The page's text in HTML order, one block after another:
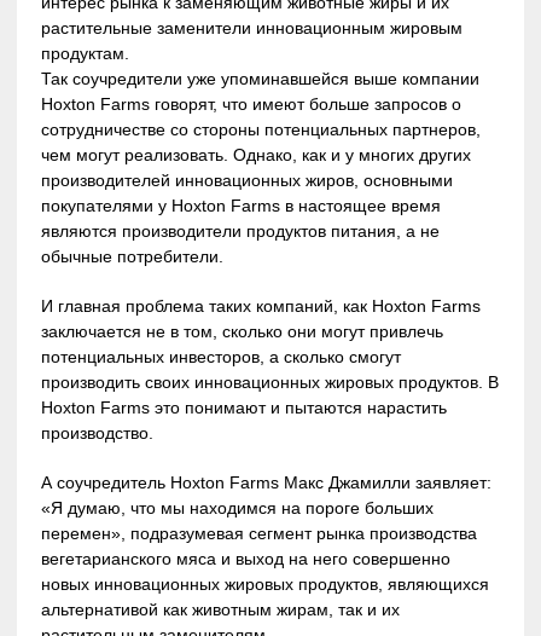
растительные заменители инновационным жировым
продуктам.
Так соучредители уже упоминавшейся выше компании
Hoxton Farms говорят, что имеют больше запросов о
сотрудничестве со стороны потенциальных партнеров,
чем могут реализовать. Однако, как и у многих других
производителей инновационных жиров, основными
покупателями у Hoxton Farms в настоящее время
являются производители продуктов питания, а не
обычные потребители.
И главная проблема таких компаний, как Hoxton Farms
заключается не в том, сколько они могут привлечь
потенциальных инвесторов, а сколько смогут
производить своих инновационных жировых продуктов. В
Hoxton Farms это понимают и пытаются нарастить
производство.
А соучредитель Hoxton Farms Макс Джамилли заявляет:
«Я думаю, что мы находимся на пороге больших
перемен», подразумевая сегмент рынка производства
вегетарианского мяса и выход на него совершенно
новых инновационных жировых продуктов, являющихся
альтернативой как животным жирам, так и их